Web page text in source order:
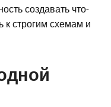
создавать что-
к строгим схемам и